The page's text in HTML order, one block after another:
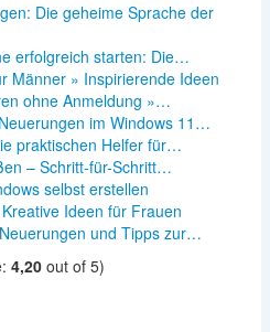
Die geheime Sprache der
erfolgreich starten: Die…
Männer » Inspirierende Ideen
ohne Anmeldung »…
im Windows 11…
praktischen Helfer für…
– Schritt-für-Schritt…
selbst erstellen
Ideen für Frauen
und Tipps zur…
4,20out of 5)